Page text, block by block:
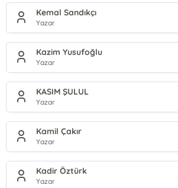
Kemal Sandıkçı
Yazar
Kazim Yusufoğlu
Yazar
KASIM ŞULUL
Yazar
Kamil Çakır
Yazar
Kadir Öztürk
Yazar